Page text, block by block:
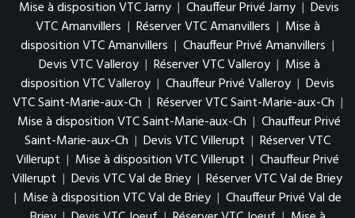
Mise à disposition VTC Jarny | Chauffeur Privé Jarny | Devis
VTC Amanvillers | Réserver VTC Amanvillers | Mise à
disposition VTC Amanvillers | Chauffeur Privé Amanvillers |
Devis VTC Valleroy | Réserver VTC Valleroy | Mise à
disposition VTC Valleroy | Chauffeur Privé Valleroy | Devis
VTC Saint-Marie-aux-Ch | Réserver VTC Saint-Marie-aux-Ch |
Mise à disposition VTC Saint-Marie-aux-Ch | Chauffeur Privé
Saint-Marie-aux-Ch | Devis VTC Villerupt | Réserver VTC
Villerupt | Mise à disposition VTC Villerupt | Chauffeur Privé
Villerupt | Devis VTC Val de Briey | Réserver VTC Val de Briey
| Mise à disposition VTC Val de Briey | Chauffeur Privé Val de